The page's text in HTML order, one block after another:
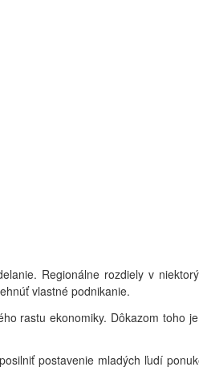
Regionálne rozdiely v
vlastné podnikanie.
rastu ekonomiky. Dôkazom toho
postavenie mladých ľudí